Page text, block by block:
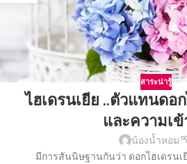
สาระน่ารู้
ไฮเดรนเยีย ..ตัวแทนดอ
และความเข้
น้องน้ำหอม
มีการสันนิษฐานกันว่า ดอกไฮเดรนเ